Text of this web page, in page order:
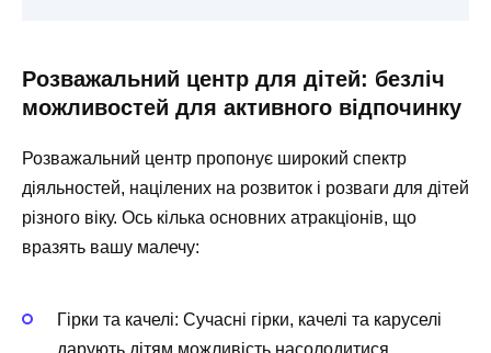
Розважальний центр для дітей: безліч
можливостей для активного відпочинку
Розважальний центр пропонує широкий спектр
діяльностей, націлених на розвиток і розваги для дітей
різного віку. Ось кілька основних атракціонів, що
вразять вашу малечу:
Гірки та качелі: Сучасні гірки, качелі та каруселі
дарують дітям можливість насолодитися